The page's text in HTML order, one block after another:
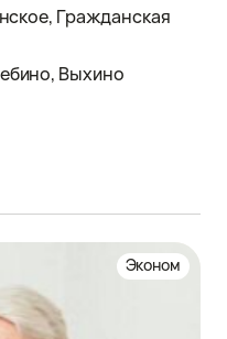
Гражданская
Выхино
Эконом